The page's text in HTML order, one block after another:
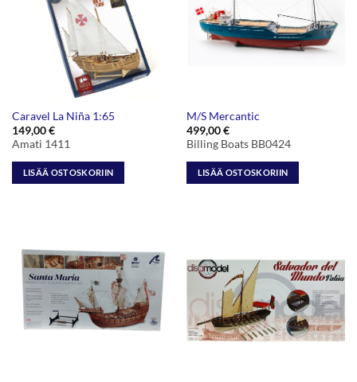
Caravel La Niña 1:65
149,00€
Amati 1411
LISÄÄ OSTOSKORIIN
M/S Mercantic
499,00€
Billing Boats BB0424
LISÄÄ OSTOSKORIIN